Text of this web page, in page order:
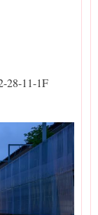
11-1F